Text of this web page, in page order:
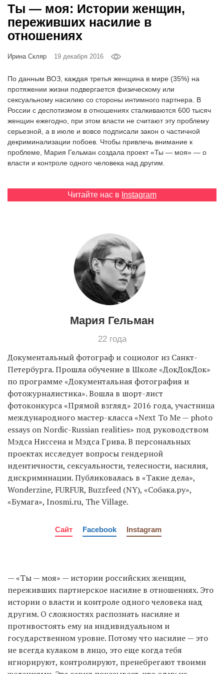
EN
UA
Ты — моя: Истории женщин,
переживших насилие в
отношениях
Ирина Скляр 19 декабря 2016
По данным ВОЗ, каждая третья женщина в мире (35%) на
протяжении жизни подвергается физическому или
сексуальному насилию со стороны интимного партнера. В
России с деспотизмом в отношениях сталкиваются 600 тысяч
женщин ежегодно, при этом власти не считают эту проблему
серьезной, а в июле и вовсе подписали закон о частичной
декриминализации побоев. Чтобы привлечь внимание к
проблеме, Мария Гельман создала проект «Ты — моя» — о
власти и контроле одного человека над другим.
Читайте нас в Instagram
Мария Гельман
22 года
Документальный фотограф и социолог из Санкт-
Петербурга. Прошла обучение в Школе «ДокДокДок»
по программе «Документальная фотография и
фотожурналистика». Вошла в шорт-лист
фотоконкурса «Прямой взгляд» 2016 года, участница
международного мастер-класса «Next To Me — photo
essays on Nordic-Russian realities» под руководством
Мэдса Ниссена и Мэдса Грива. В персональных
проектах исследует вопросы гендерной
идентичности, сексуальности, телесности, насилия,
дискриминации. Публиковалась в «Такие дела»,
Wonderzine, FURFUR, Buzzfeed (NY), «Собака.ру»,
«Бумага», Inosmi.ru, The Village.
Сайт Facebook Instagram
— «Ты — моя» — истории российских женщин,
переживших партнерское насилие в отношениях. Это
истории о власти и контроле одного человека над
другим. О сложностях распознать насилие и
противостоять ему на индивидуальном и
государственном уровне. Потому что насилие — это
не всегда кулаком в лицо, это еще когда тебя
игнорируют, контролируют, пренебрегают твоими